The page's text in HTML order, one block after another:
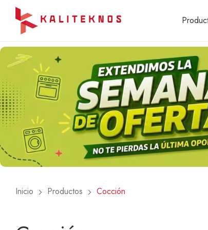
Inicio Productos Cocción